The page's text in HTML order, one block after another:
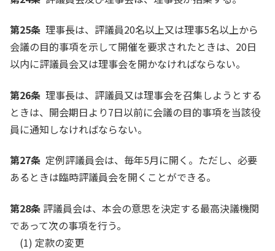
第25条 理事長は、評議員20名以上又は理事5名以上から
会議の目的事項を示して開催を要求されたときは、20日
以内に評議員会又は理事会を開かなければならない。
第26条 理事長は、評議員又は理事会を召集しようとする
ときは、開会期日より7日以前に会議の目的事項を当該役
員に通知しなければならない。
第27条 定例評議員会は、毎年5月に開く。ただし、必要
あるときは臨時評議員会を開くことができる。
第28条 評議員会は、本会の意思を決定する最高決議機関
であって次の事項を行う。
(1) 定款の変更